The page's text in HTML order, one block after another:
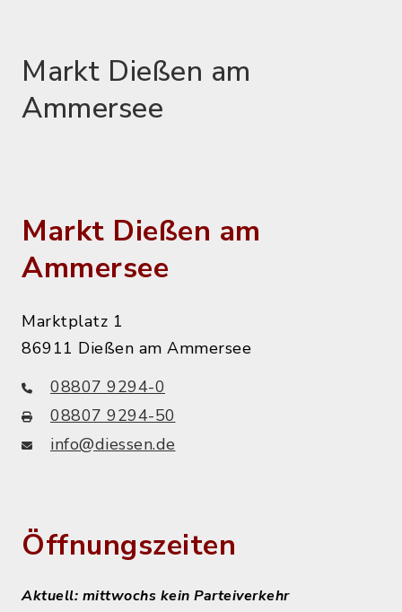
Markt Dießen am
Ammersee
Markt Dießen am
Ammersee
Marktplatz 1
86911 Dießen am Ammersee
08807 9294-0
08807 9294-50
info@diessen.de
Öffnungszeiten
Aktuell: mittwochs kein Parteiverkehr